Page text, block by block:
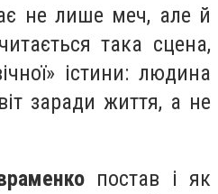
не лише меч, але й
така сцена,
істини: людина
заради життя, а не
постав і як